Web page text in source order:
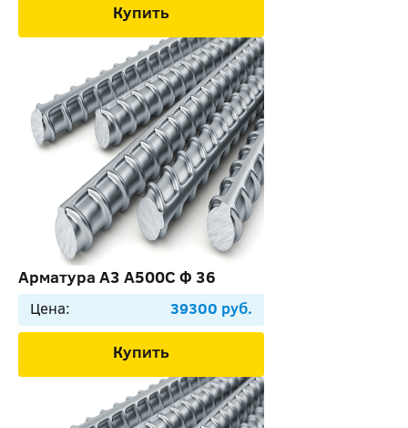
Купить
Арматура А3 А500С Ф 36
Цена: 39300 руб.
Купить